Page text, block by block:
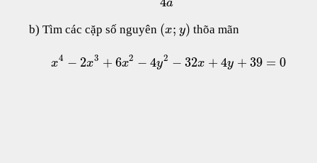
a
b) Tìm các cặp số nguyên (x; y) thõa mãn
x4 − 2x3 + 6x2 − 4y2 − 32x + 4y + 39 = 0